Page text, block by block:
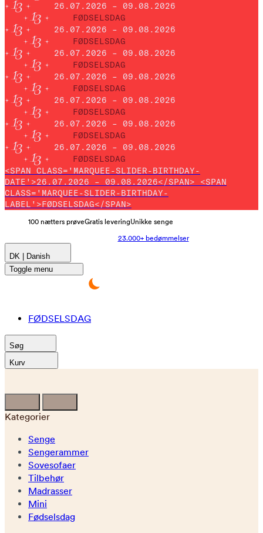
26.07.2026 – 09.08.2026
FØDSELSDAG
26.07.2026 – 09.08.2026
FØDSELSDAG
26.07.2026 – 09.08.2026
FØDSELSDAG
26.07.2026 – 09.08.2026
FØDSELSDAG
26.07.2026 – 09.08.2026
FØDSELSDAG
26.07.2026 – 09.08.2026
FØDSELSDAG
26.07.2026 – 09.08.2026
FØDSELSDAG
<SPAN CLASS='MARQUEE-SLIDER-BIRTHDAY-
DATE'>26.07.2026 – 09.08.2026</SPAN> <SPAN
CLASS='MARQUEE-SLIDER-BIRTHDAY-
LABEL'>FØDSELSDAG</SPAN>
100 nætters prøveGratis leveringUnikke senge
23.000+ bedømmelser
DK | Danish
Toggle menu
FØDSELSDAG
Søg
Kurv
Kategorier
Senge
Sengerammer
Sovesofaer
Tilbehør
Madrasser
Mini
Fødselsdag